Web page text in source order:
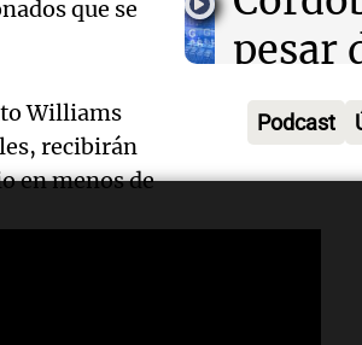
que se
Williams
recibirán
en menos de
—
su
Panorama
Episodios
pesar
en
Noticias
paso
Audio.
irá a
Podcast